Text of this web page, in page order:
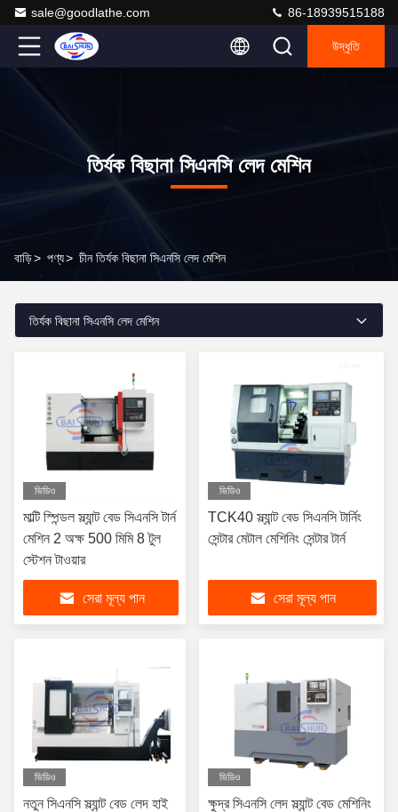
sale@goodlathe.com 86-18939515188
উদ্ধৃতি
তির্যক বিছানা সিএনসি লেদ মেশিন
বাড়ি> পণ্য> চীন তির্যক বিছানা সিএনসি লেদ মেশিন
তির্যক বিছানা সিএনসি লেদ মেশিন
ভিডিও
মাল্টি স্পিন্ডল স্ল্যান্ট বেড সিএনসি টার্ন
মেশিন 2 অক্ষ 500 মিমি 8 টুল
স্টেশন টাওয়ার
সেরা মূল্য পান
ভিডিও
TCK40 স্ল্যান্ট বেড সিএনসি টার্নিং
সেন্টার মেটাল মেশিনিং সেন্টার টার্ন
সেরা মূল্য পান
ভিডিও
নতুন সিএনসি স্ল্যান্ট বেড লেদ হাই
ভিডিও
ক্ষুদ্র সিএনসি লেদ স্ল্যান্ট বেড মেশিনিং